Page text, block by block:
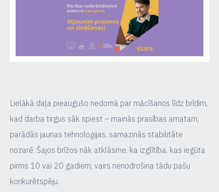
Lielākā daļa pieaugušo nedomā par mācīšanos līdz brīdim,
kad darba tirgus sāk spiest – mainās prasības amatam,
parādās jaunas tehnoloģijas, samazinās stabilitāte
nozarē. Šajos brīžos nāk atklāsme, ka izglītība, kas iegūta
pirms 10 vai 20 gadiem, vairs nenodrošina tādu pašu
konkurētspēju.